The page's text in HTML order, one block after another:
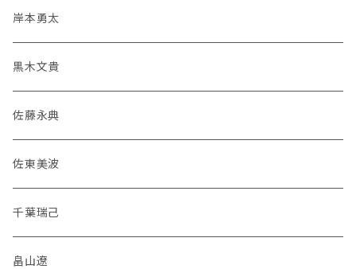
岸本勇太
黒木文貴
佐藤永典
佐東美波
千葉瑞己
畠山遼